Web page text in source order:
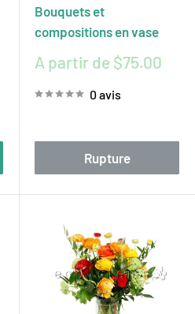
Bouquets et
compositions en vase
Prix
réduit
A partir de $75.00
0 avis
Rupture